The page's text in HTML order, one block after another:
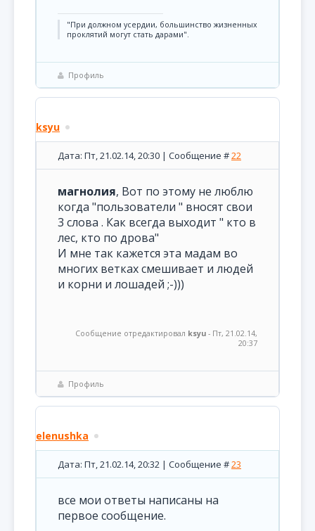
"При должном усердии, большинство жизненных
проклятий могут стать дарами".
Профиль
ksyu
Дата: Пт, 21.02.14, 20:30 | Сообщение #22
магнолия, Вот по этому не люблю
когда "пользователи " вносят свои
3 слова . Как всегда выходит " кто в
лес, кто по дрова"
И мне так кажется эта мадам во
многих ветках смешивает и людей
и корни и лошадей ;-)))
Сообщение отредактировал ksyu - Пт, 21.02.14,
20:37
Профиль
elenushka
Дата: Пт, 21.02.14, 20:32 | Сообщение #23
все мои ответы написаны на
первое сообщение.